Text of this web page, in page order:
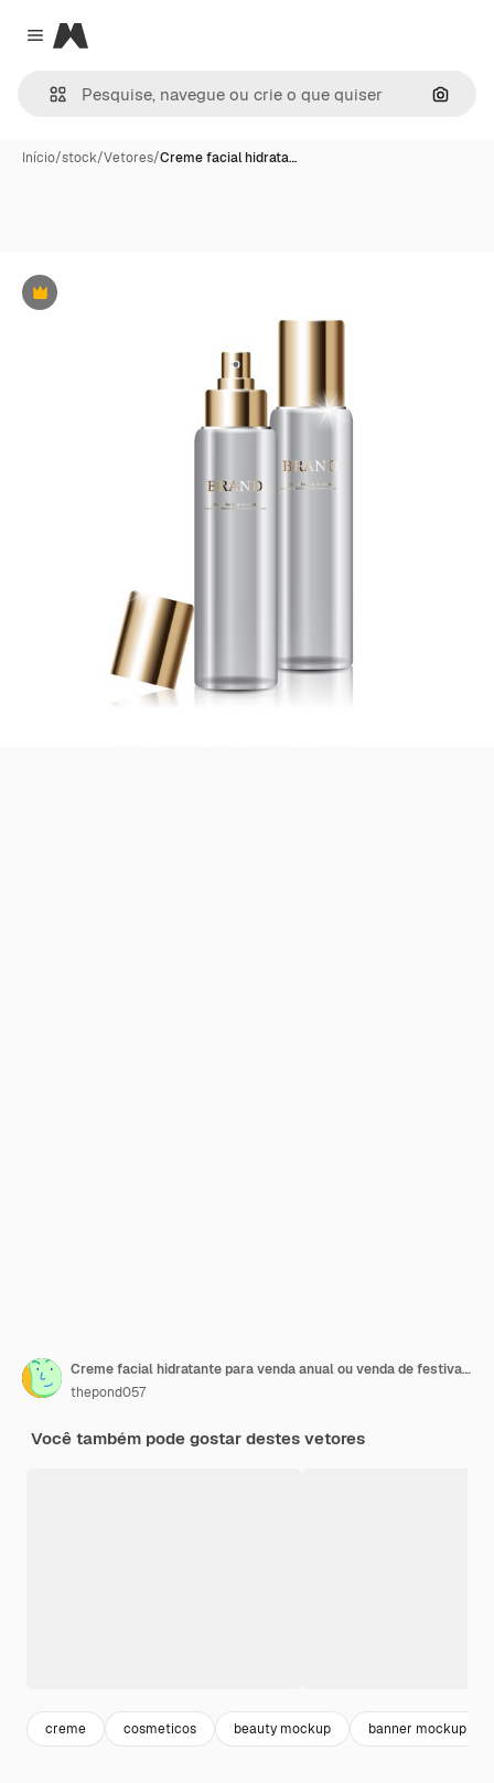
Close menu
Magnific
Início/stock/Vetores/Creme facial hidrata…
Premium
Creme facial hidratante para venda anual ou venda de festival frasco de máscara de creme branco e dourado isolado em fundo de luz dourada ilustração de anúncios cosméticos graciosos
thepond057
Você também pode gostar destes vetores
creme cosmeticos beauty mockup banner mockup